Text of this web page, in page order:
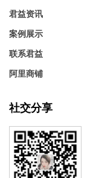
君益资讯
案例展示
联系君益
阿里商铺
社交分享